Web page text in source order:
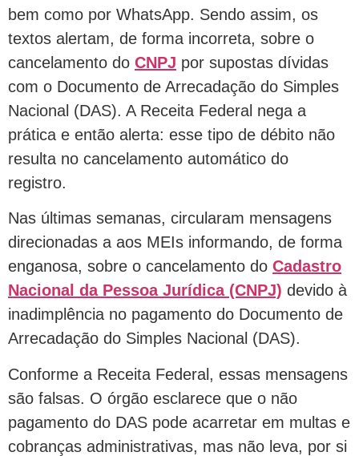
bem como por WhatsApp. Sendo assim, os
textos alertam, de forma incorreta, sobre o
cancelamento do CNPJ por supostas dívidas
com o Documento de Arrecadação do Simples
Nacional (DAS). A Receita Federal nega a
prática e então alerta: esse tipo de débito não
resulta no cancelamento automático do
registro.
Nas últimas semanas, circularam mensagens
direcionadas a aos MEIs informando, de forma
enganosa, sobre o cancelamento do Cadastro
Nacional da Pessoa Jurídica (CNPJ) devido à
inadimplência no pagamento do Documento de
Arrecadação do Simples Nacional (DAS).
Conforme a Receita Federal, essas mensagens
são falsas. O órgão esclarece que o não
pagamento do DAS pode acarretar em multas e
cobranças administrativas, mas não leva, por si